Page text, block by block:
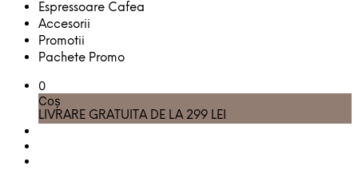
Espressoare Cafea
Accesorii
Promotii
Pachete Promo
0
Coș
LIVRARE GRATUITA DE LA 299 LEI